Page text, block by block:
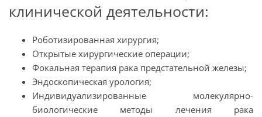
клинической деятельности:
Роботизированная хирургия;
Открытые хирургические операции;
Фокальная терапия рака предстательной железы;
Эндоскопическая урология;
Индивидуализированные молекулярно-
биологические методы лечения рака